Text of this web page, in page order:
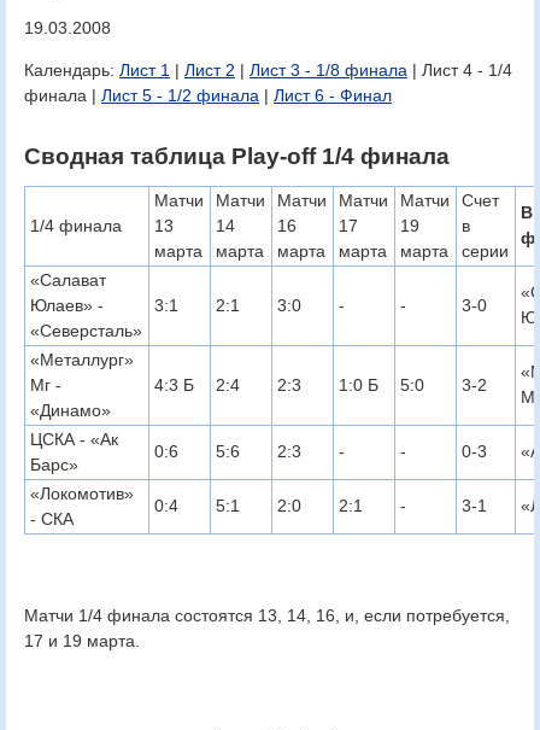
19.03.2008
Календарь: Лист 1 | Лист 2 | Лист 3 - 1/8 финала | Лист 4 - 1/4
финала | Лист 5 - 1/2 финала | Лист 6 - Финал
Сводная таблица Play-off 1/4 финала
1/4 финала
Матчи
13
марта
Матчи
14
марта
Матчи
16
марта
Матчи
17
марта
Матчи
19
марта
Счет
в
серии
«Салават
Юлаев» -
«Северсталь»
3:1 2:1 3:0 - - 3-0
«Металлург»
Мг -
«Динамо»
4:3 Б 2:4 2:3 1:0 Б 5:0 3-2
ЦСКА - «Ак
Барс»
0:6 5:6 2:3 - - 0-3
«Локомотив»
- СКА
0:4 5:1 2:0 2:1 - 3-1
Матчи 1/4 финала состоятся 13, 14, 16, и, если потребуется,
17 и 19 марта.